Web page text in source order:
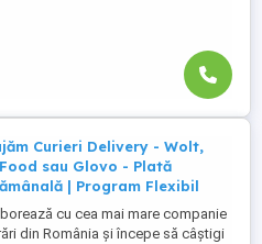
Curieri Delivery - Wolt,
sau Glovo - Plată
| Program Flexibil
cu cea mai mare companie
din România și începe să câștigi